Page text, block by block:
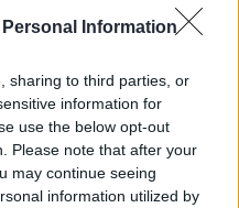
Information
sharing to third parties, or
information for
use the below opt-out
Please note that after your
may continue seeing
information utilized by